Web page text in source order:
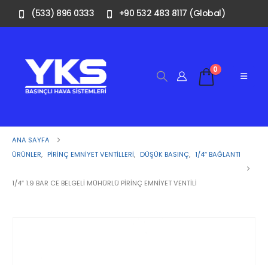
(533) 896 0333 +90 532 483 8117 (Global)
0
ANA SAYFA
ÜRÜNLER, PIRINÇ EMNIYET VENTILLERI, DÜŞÜK BASINÇ, 1/4″ BAĞLANTI
1/4″ 1.9 BAR CE BELGELI MÜHÜRLÜ PIRINÇ EMNIYET VENTILI